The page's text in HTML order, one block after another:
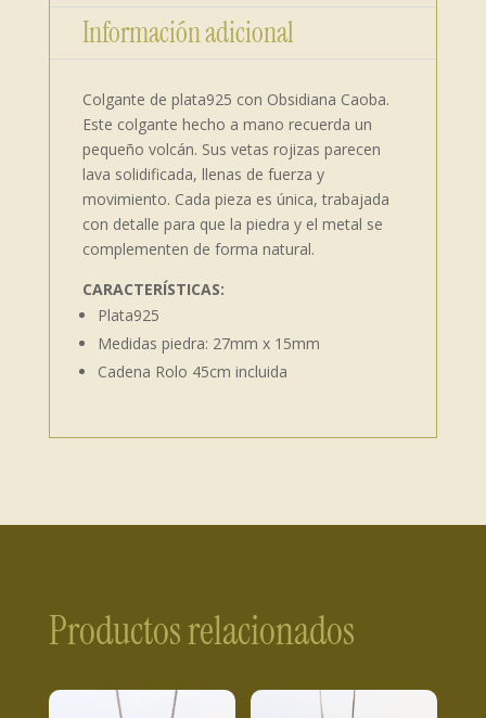
Información adicional
Colgante de plata925 con Obsidiana Caoba.
Este colgante hecho a mano recuerda un
pequeño volcán. Sus vetas rojizas parecen
lava solidificada, llenas de fuerza y
movimiento. Cada pieza es única, trabajada
con detalle para que la piedra y el metal se
complementen de forma natural.
CARACTERÍSTICAS:
Plata925
Medidas piedra: 27mm x 15mm
Cadena Rolo 45cm incluida
Productos relacionados